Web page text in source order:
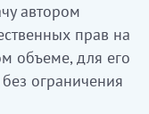
автором
прав на
объеме, для его
ограничения